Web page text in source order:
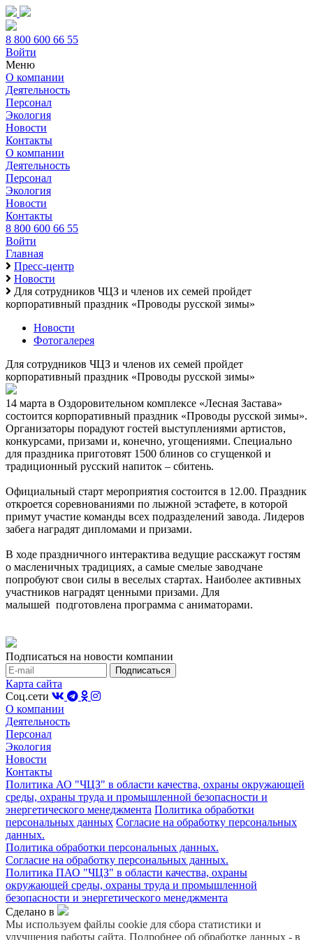
8 800 600 66 55
Войти
Меню
О компании
Деятельность
Персонал
Экология
Новости
Контакты
О компании
Деятельность
Персонал
Экология
Новости
Контакты
8 800 600 66 55
Войти
Главная
Пресс-центр
Новости
Для сотрудников ЧЦЗ и членов их семей пройдет
корпоративный праздник «Проводы русской зимы»
Новости
Фотогалерея
Для сотрудников ЧЦЗ и членов их семей пройдет
корпоративный праздник «Проводы русской зимы»
14 марта в Оздоровительном комплексе «Лесная Застава»
состоится корпоративный праздник «Проводы русской зимы».
Организаторы порадуют гостей выступлениями артистов,
конкурсами, призами и, конечно, угощениями. Специально
для праздника приготовят 1500 блинов со сгущенкой и
традиционный русский напиток – сбитень.
Официальный старт мероприятия состоится в 12.00. Праздник
откроется соревнованиями по лыжной эстафете, в которой
примут участие команды всех подразделений завода. Лидеров
забега наградят дипломами и призами.
В ходе праздничного интерактива ведущие расскажут гостям
о масленичных традициях, а самые смелые заводчане
попробуют свои силы в веселых стартах. Наиболее активных
участников наградят ценными призами. Для
малышей подготовлена программа с аниматорами.
Подписаться на новости компании
Карта сайта
Соц.сети
О компании
Деятельность
Персонал
Экология
Новости
Контакты
Политика АО "ЧЦЗ" в области качества, охраны окружающей
среды, охраны труда и промышленной безопасности и
энергетического менеджмента Политика обработки
персональных данных Согласие на обработку персональных
данных.
Политика обработки персональных данных.
Согласие на обработку персональных данных.
Политика ПАО "ЧЦЗ" в области качества, охраны
окружающей среды, охраны труда и промышленной
безопасности и энергетического менеджмента
Сделано в
Мы используем файлы cookie для сбора статистики и
улучшения работы сайта. Подробнее об обработке данных - в